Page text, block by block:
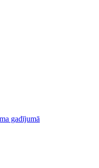
gadījumā